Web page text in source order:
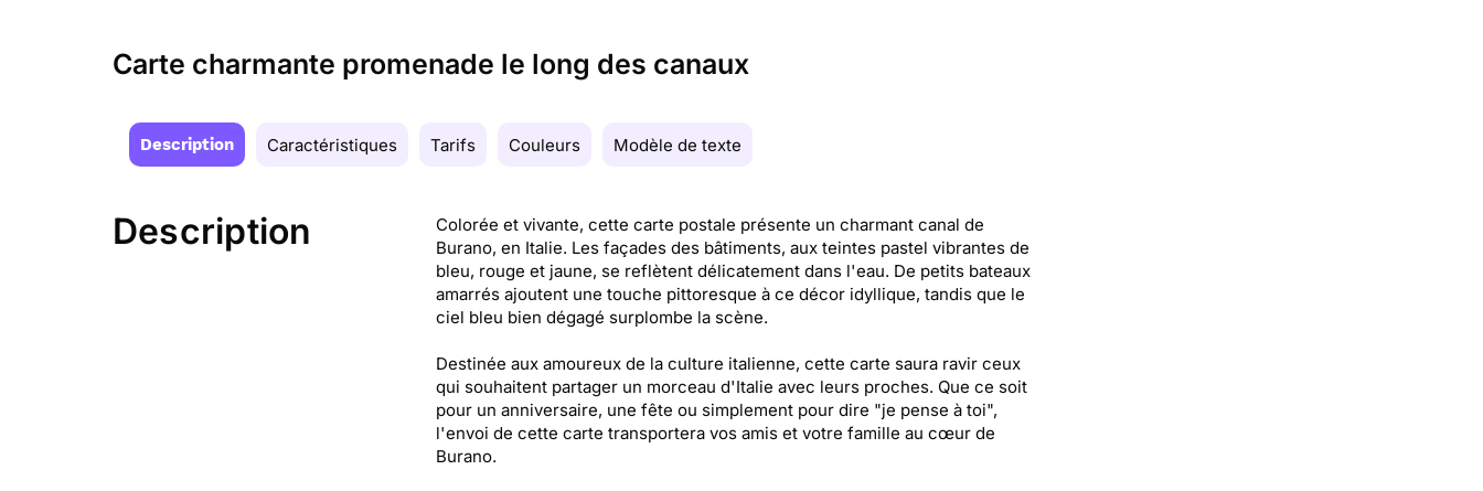
Carte charmante promenade le long des canaux
Description Caractéristiques Tarifs Couleurs Modèle de texte
Description
Colorée et vivante, cette carte postale présente un charmant canal de
Burano, en Italie. Les façades des bâtiments, aux teintes pastel vibrantes de
bleu, rouge et jaune, se reflètent délicatement dans l'eau. De petits bateaux
amarrés ajoutent une touche pittoresque à ce décor idyllique, tandis que le
ciel bleu bien dégagé surplombe la scène.
Destinée aux amoureux de la culture italienne, cette carte saura ravir ceux
qui souhaitent partager un morceau d'Italie avec leurs proches. Que ce soit
pour un anniversaire, une fête ou simplement pour dire "je pense à toi",
l'envoi de cette carte transportera vos amis et votre famille au cœur de
Burano.